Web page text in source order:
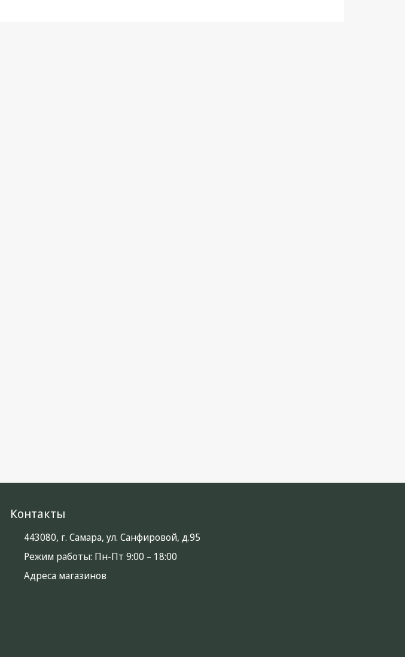
Контакты
443080, г. Самара, ул. Санфировой, д.95
Режим работы: Пн-Пт 9:00 – 18:00
Адреса магазинов